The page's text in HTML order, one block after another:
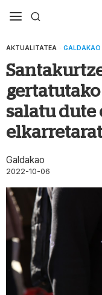
AKTUALITATEA · GALDAKAO
salatu dute
Galdakao
2022-10-06